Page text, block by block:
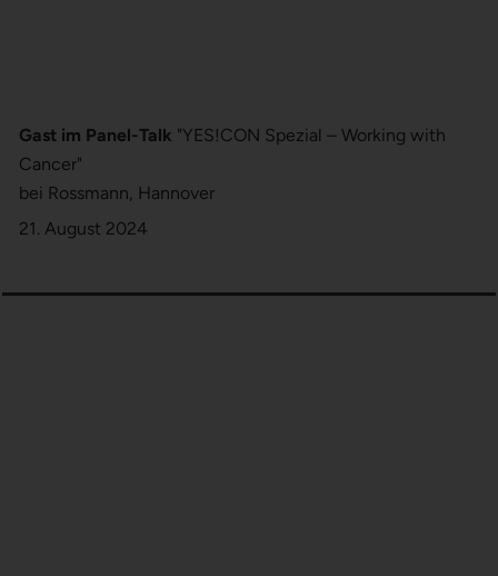
Gast im Panel-Talk "YES!CON Spezial – Working with
Cancer"
bei Rossmann, Hannover
21. August 2024